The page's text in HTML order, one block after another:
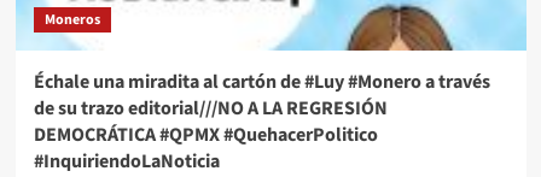
Moneros
Échale una miradita al cartón de #Luy #Monero a través
de su trazo editorial///NO A LA REGRESIÓN
DEMOCRÁTICA #QPMX #QuehacerPolitico
#InquiriendoLaNoticia